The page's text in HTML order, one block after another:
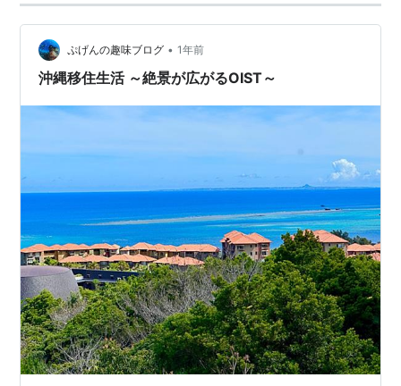
ぷげんの趣味ブログ • 1年前
沖縄移住生活 ～絶景が広がるOIST～